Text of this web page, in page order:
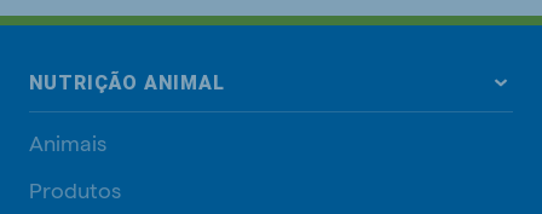
NUTRIÇÃO ANIMAL
Animais
Produtos